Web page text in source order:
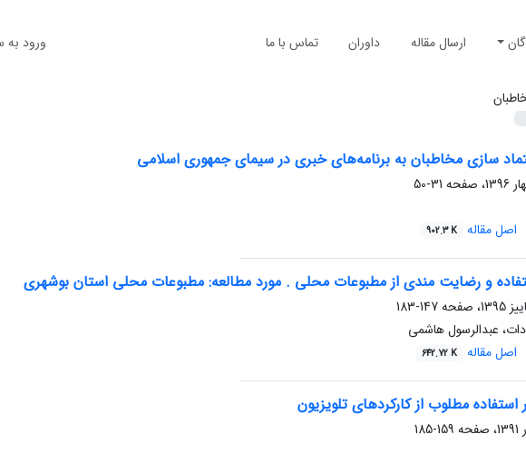
ارسال مقاله داوران تماس با ما ورود به
سازی مخاطبان به برنامه‌های خبری در سیمای جمهوری اسلامی
31-50
اصل مقاله 902.3 K
و رضایت مندی از مطبوعات محلی . مورد مطالعه: مطبوعات محلی استان بوشهری
147-183
عبدالرسول هاشمی
اصل مقاله 642.72 K
مطلوب از کارکردهای تلویزیون
159-185